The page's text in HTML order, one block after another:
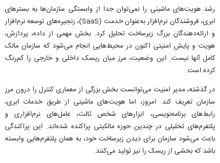
رشد هویت‌های ماشینی را نمی‌توان جدا از وابستگی سازمان‌ها به بستر‌های
ابری، فروشندگان نرم‌افزار به‌عنوان خدمت (SaaS)، زنجیره‌های توسعه نرم‌افزار
و ارائه‌دهندگان بزرگ زیرساخت تحلیل کرد. بخش مهمی از داده، پردازش،
هویت و پایش امنیتی اکنون در محیط‌هایی انجام می‌شود که سازمان مالک
کامل آنها نیست. این وضعیت، مرز میان ریسک داخلی و خارجی را کم‌رنگ
کرده است.
در گذشته، مدیر امنیت می‌توانست بخش بزرگی از معماری کنترل را درون مرز
سازمان تعریف کند. امروز، اما هویت‌های ماشینی از طریق خدمات ابری،
رابط‌های برنامه‌نویسی، ابزار‌های شخص ثالث، عامل‌های نرم‌افزاری و
پلتفرم‌های تحلیلی در چندین حوزه مالکیتی پراکنده شده‌اند. این پراکندگی
باعث می‌شود سازمان برای دیدن زیرساخت خود، به همان پلتفرم‌هایی وابسته
باشد که بخشی از ریسک را نیز تولید می‌کنند.